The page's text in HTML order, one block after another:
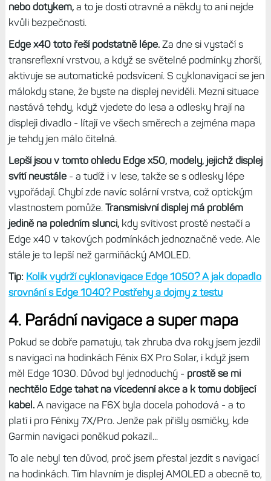
nebo dotykem,a to je dosti otravné a někdy to ani nejde
kvůli bezpečnosti.
Edge x40 toto řeší podstatně lépe. Za dne si vystačí s
transreflexní vrstvou, a když se světelné podmínky zhorší,
aktivuje se automatické podsvícení. S cyklonavigací se jen
málokdy stane, že byste na displej neviděli. Mezní situace
nastává tehdy, když vjedete do lesa a odlesky hrají na
displeji divadlo - lítají ve všech směrech a zejména mapa
je tehdy jen málo čitelná.
Lepší jsou v tomto ohledu Edge x50, modely, jejichž displej
svítí neustále- a tudíž i v lese, takže se s odlesky lépe
vypořádají. Chybí zde navíc solární vrstva, což optickým
vlastnostem pomůže. Transmisivní displej má problém
jedině na poledním slunci,kdy svítivost prostě nestačí a
Edge x40 v takových podmínkách jednoznačně vede. Ale
stále je to lepší než garmiňácký AMOLED.
Tip: Kolik vydrží cyklonavigace Edge 1050? A jak dopadlo
srovnání s Edge 1040? Postřehy a dojmy z testu
4. Parádní navigace a super mapa
Pokud se dobře pamatuju, tak zhruba dva roky jsem jezdil
s navigací na hodinkách Fénix 6X Pro Solar, i když jsem
měl Edge 1030. Důvod byl jednoduchý - prostě se mi
nechtělo Edge tahat na vícedenní akce a k tomu dobíjecí
kabel.A navigace na F6X byla docela pohodová - a to
platí i pro Fénixy 7X/Pro. Jenže pak přišly osmičky, kde
Garmin navigaci poněkud pokazil...
To ale nebyl ten důvod, proč jsem přestal jezdit s navigací
na hodinkách. Tím hlavním je displej AMOLED a obecně to,